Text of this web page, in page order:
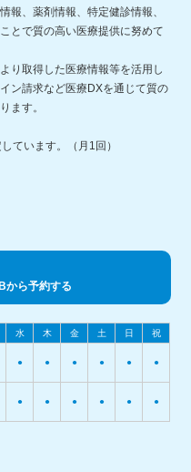
報、薬剤情報、特定健診情報、
とで質の高い医療提供に努めて
り取得した医療情報等を活用し
ン請求など医療DXを通じて質の
ます。
います。（月1回）
から予約する
水 木 金 土 日
祝
● ● ● ● ● ●
● ● ● ● ● ●